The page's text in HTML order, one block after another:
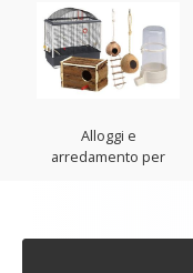
Alloggi e
arredamento per